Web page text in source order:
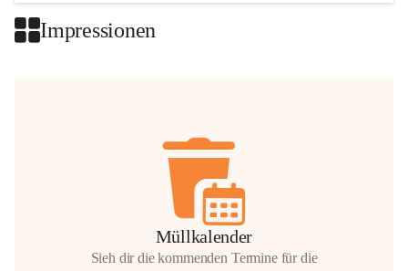
Impressionen
Müllkalender
Sieh dir die kommenden Termine für die